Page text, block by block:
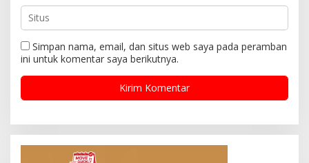
Simpan nama, email, dan situs web saya pada peramban
ini untuk komentar saya berikutnya.